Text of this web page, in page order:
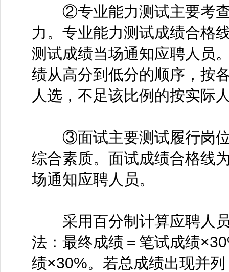
②专业能力测试主要考查
力。专业能力测试成绩合格
测试成绩当场通知应聘人员
绩从高分到低分的顺序，按
人选，不足该比例的按实际
③面试主要测试履行岗位
综合素质。面试成绩合格线
场通知应聘人员。
采用百分制计算应聘人员
法：最终成绩＝笔试成绩
绩×30%。若总成绩出现并